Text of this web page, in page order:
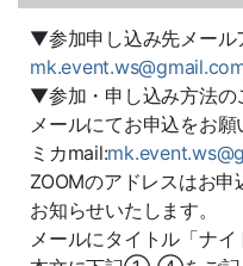
▼参加申し込み先メール
▼参加・申し込み方法の
メールにてお申込をお願
ミカmail:
ZOOMのアドレスはお
お知らせいたします。
メールにタイトル「ナイ